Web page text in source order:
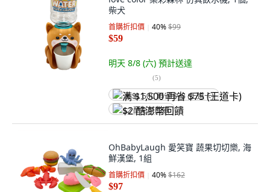
柴犬
首購折扣價 40%$99
$59
明天 8/8 (六) 預計送達
(5)
满 $1,500 再省 $75 (王道卡)
$2 酷澎幣回饋
OhBabyLaugh 愛笑寶 蔬果切切樂, 海
鮮漢堡, 1組
首購折扣價 40%$162
$97